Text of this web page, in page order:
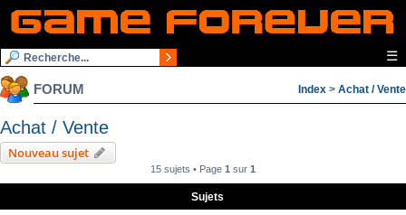
☰
FORUM Index > Achat / Vente
Achat / Vente
Nouveau sujet
15 sujets • Page 1 sur 1
Sujets